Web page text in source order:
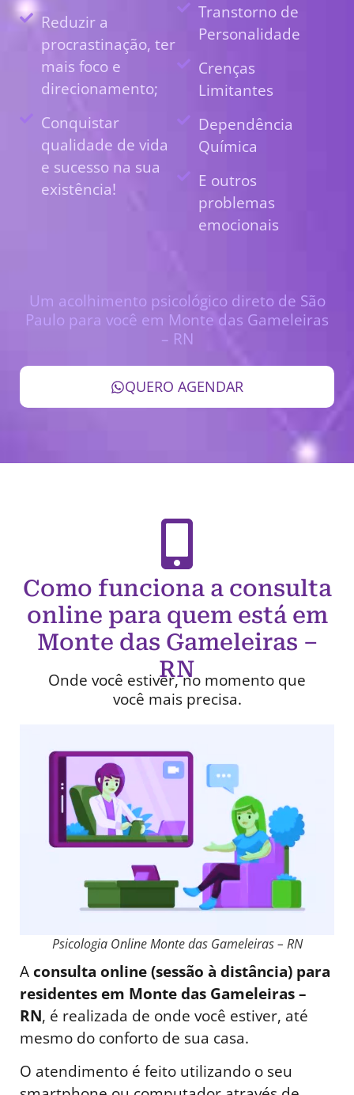
Reduzir a
procrastinação, ter
mais foco e
direcionamento;
Conquistar
qualidade de vida
e sucesso na sua
existência!
Transtorno de
Personalidade
Crenças
Limitantes
Dependência
Química
E outros
problemas
emocionais
Um acolhimento psicológico direto de São
Paulo para você em Monte das Gameleiras
– RN
QUERO AGENDAR
Como funciona a consulta
online para quem está em
Monte das Gameleiras –
RN
Onde você estiver, no momento que
você mais precisa.
Psicologia Online Monte das Gameleiras – RN
Aconsulta online (sessão à distância) para
residentes em Monte das Gameleiras –
RN, é realizada de onde você estiver, até
mesmo do conforto de sua casa.
O atendimento é feito utilizando o seu